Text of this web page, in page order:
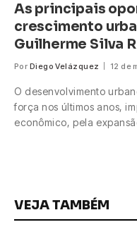
As principais
crescimento
Guilherme Silva
Por Diego Velázquez 12 de
O desenvolvimento
força nos últimos anos,
econômico, pela
VEJA TAMBÉM